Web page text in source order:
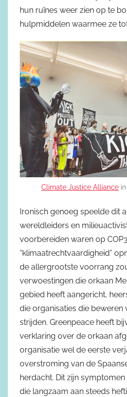
hun ruïnes weer zien op te
hulpmiddelen waarmee ze
Climate Justice Alliance
Ironisch genoeg speelde dit
wereldleiders en
voorbereiden waren op
“klimaatrechtvaardigheid”
de allergrootste voorrang
verwoestingen die orkaan
gebied heeft aangericht,
die organisaties die beweren
strijden. Greenpeace heeft
verklaring over de orkaan
organisatie wel de eerste
overstroming van de
herdacht. Dit zijn
die langzaam aan steeds